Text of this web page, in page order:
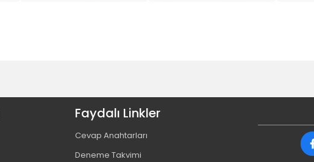
Faydalı Linkler
Cevap Anahtarları
Deneme Takvimi